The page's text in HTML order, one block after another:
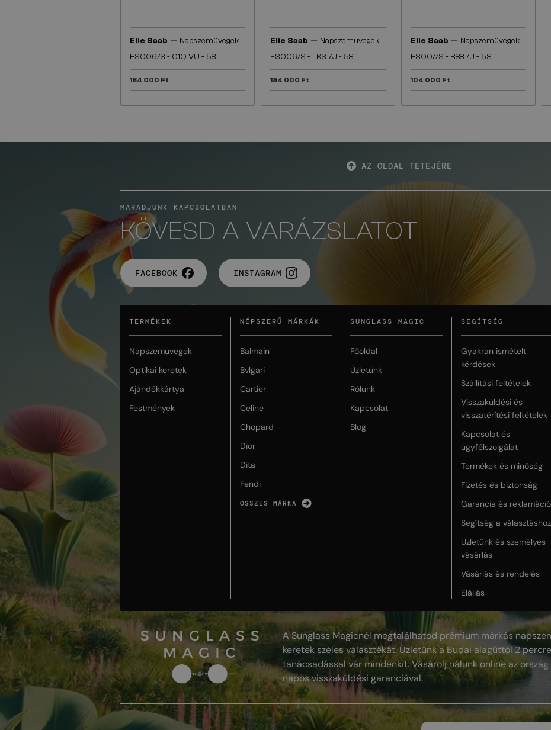
Elie Saab — Napszemüvegek
ES006/S - 01Q VU - 58
184 000 Ft
Elie Saab — Napszemüvegek
ES006/S - LKS 7J - 58
184 000 Ft
Elie Saab — Napszemüvegek
ES007/S - B88 7J - 53
104 000 Ft
AZ OLDAL TETEJÉRE
MARADJUNK KAPCSOLATBAN
KÖVESD A VARÁZSLATOT
FACEBOOK INSTAGRAM
TERMÉKEK
Napszemüvegek
Optikai keretek
Ajándékkártya
Festmények
NÉPSZERŰ MÁRKÁK
Balmain
Bvlgari
Cartier
Celine
Chopard
Dior
Dita
Fendi
ÖSSZES MÁRKA
SUNGLASS MAGIC
Főoldal
Üzletünk
Rólunk
Kapcsolat
Blog
SEGÍTSÉG
Gyakran ismételt
kérdések
Szállítási feltételek
Visszaküldési és
visszatérítési feltételek
Kapcsolat és
ügyfélszolgálat
Termékek és minőség
Fizetés és biztonság
Garancia és reklamáció
Segítség a választáshoz
Üzletünk és személyes
vásárlás
Vásárlás és rendelés
Elállás
A Sunglass Magicnél megtalálhatod prémium márkás
keretek széles választékát. Üzletünk a Budai alagúttól 2
tanácsadással vár mindenkit. Vásárolj nálunk online az
napos visszaküldési garanciával.